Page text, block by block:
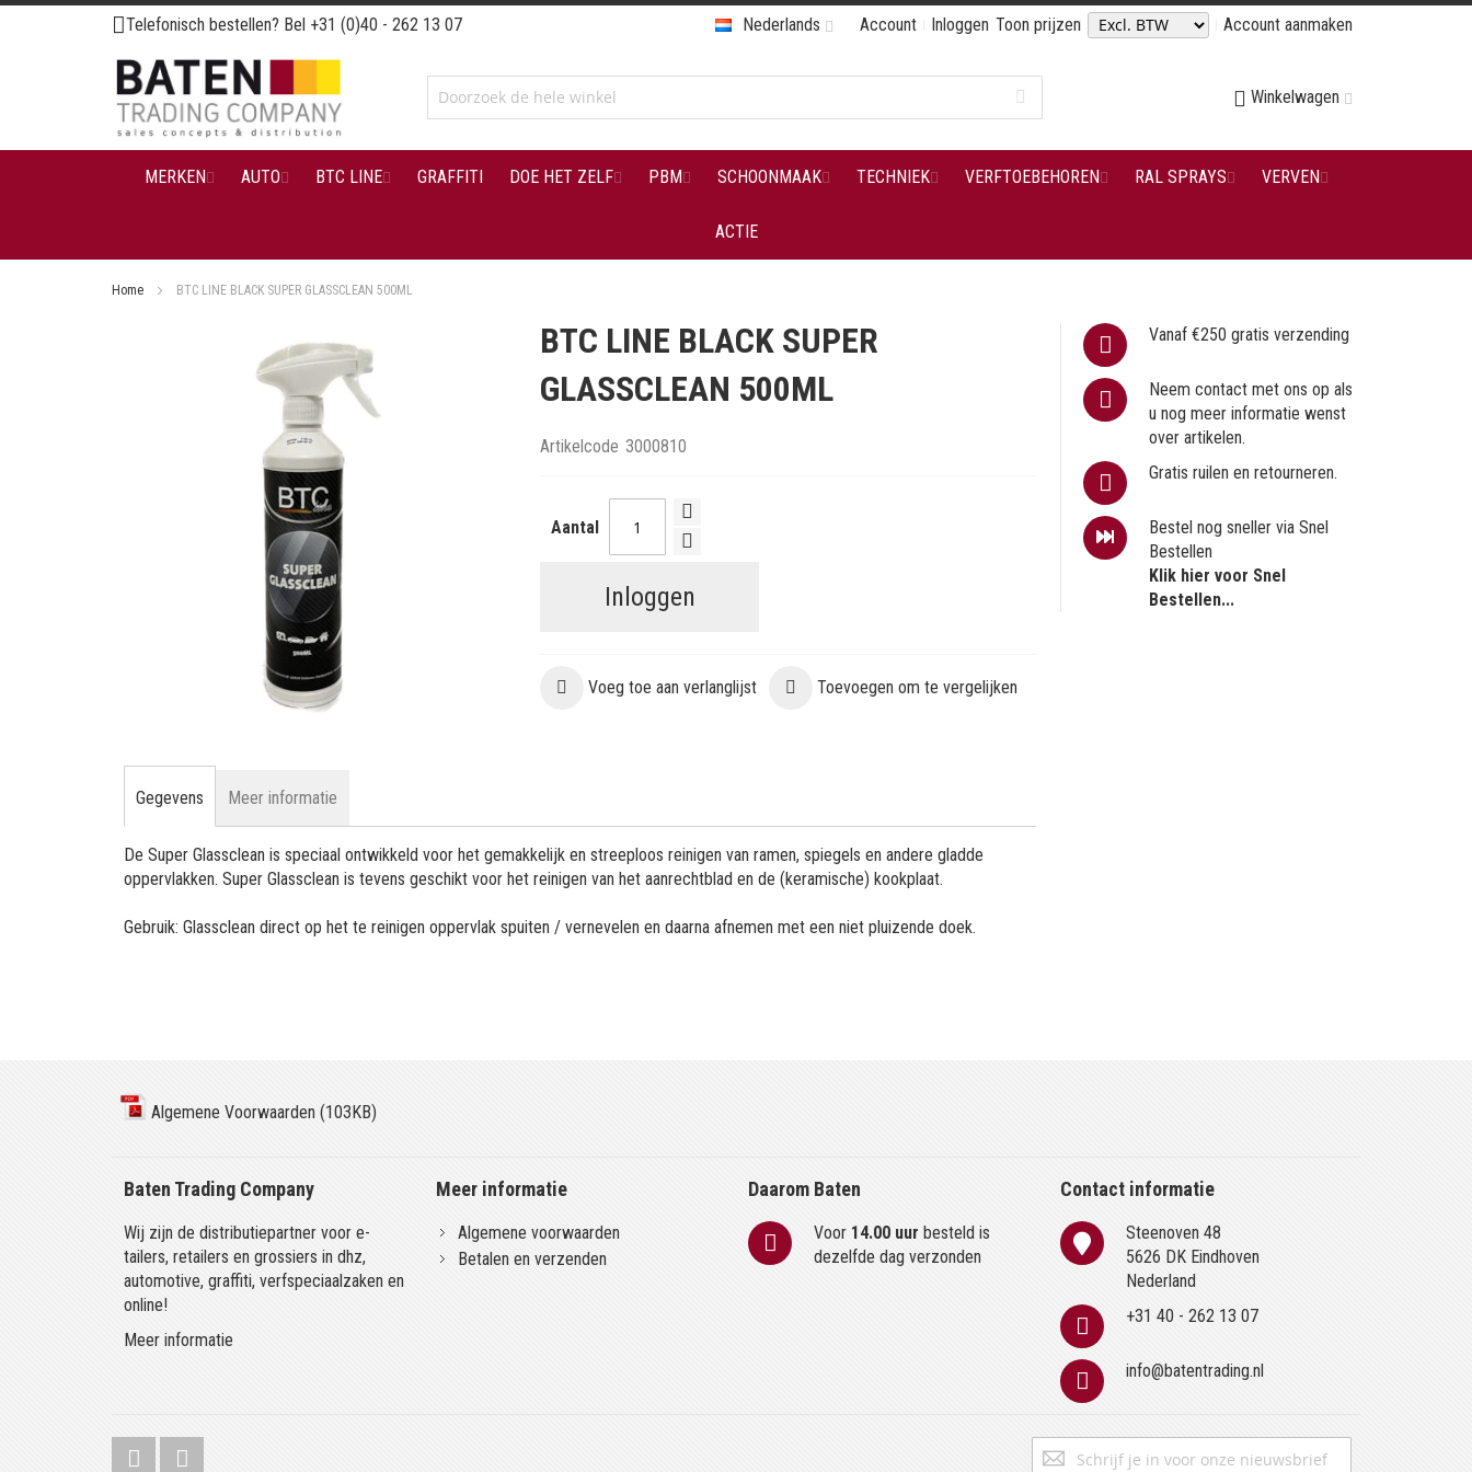
Ga
naar
de
inhoud
Telefonisch bestellen? Bel +31 (0)40 - 262 13 07 Account Inloggen Toon prijzen Account aanmaken
Nederlands
Winkelwagen
MERKEN AUTO BTC LINE GRAFFITI DOE HET ZELF PBM SCHOONMAAK TECHNIEK VERFTOEBEHOREN RAL SPRAYS VERVEN
ACTIE
Home BTC LINE BLACK SUPER GLASSCLEAN 500ML
naar
begin
de
afbeeldingen-
BTC LINE BLACK SUPER
GLASSCLEAN 500ML
Artikelcode 3000810
Aantal
Inloggen
Voeg toe aan verlanglijst Toevoegen om te vergelijken
Vanaf €250 gratis verzending
Neem contact met ons op als
u nog meer informatie wenst
over artikelen.
Gratis ruilen en retourneren.
Bestel nog sneller via Snel
Bestellen
Klik hier voor Snel
Bestellen...
Gegevens
De Super Glassclean is speciaal ontwikkeld voor het gemakkelijk en streeploos reinigen van ramen, spiegels en andere gladde
oppervlakken. Super Glassclean is tevens geschikt voor het reinigen van het aanrechtblad en de (keramische) kookplaat.
Gebruik: Glassclean direct op het te reinigen oppervlak spuiten / vernevelen en daarna afnemen met een niet pluizende doek.
Meer informatie
Algemene Voorwaarden (103KB)
Baten Trading Company
Wij zijn de distributiepartner voor e-
tailers, retailers en grossiers in dhz,
automotive, graffiti, verfspeciaalzaken en
online!
Meer informatie
Meer informatie
Algemene voorwaarden
Betalen en verzenden
Daarom Baten
Voor 14.00 uur besteld is
dezelfde dag verzonden
Contact informatie
Steenoven 48
5626 DK Eindhoven
Nederland
+31 40 - 262 13 07
info@batentrading.nl
Abonneer